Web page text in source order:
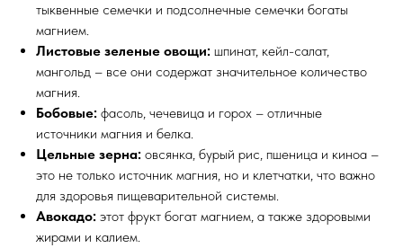
тыквенные семечки и подсолнечные семечки богаты
магнием.
Листовые зеленые овощи: шпинат, кейл-салат,
мангольд – все они содержат значительное количество
магния.
Бобовые: фасоль, чечевица и горох – отличные
источники магния и белка.
Цельные зерна: овсянка, бурый рис, пшеница и киноа –
это не только источник магния, но и клетчатки, что важно
для здоровья пищеварительной системы.
Авокадо: этот фрукт богат магнием, а также здоровыми
жирами и калием.